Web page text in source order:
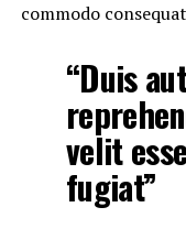
commodo
“Duis
velit
fugiat”